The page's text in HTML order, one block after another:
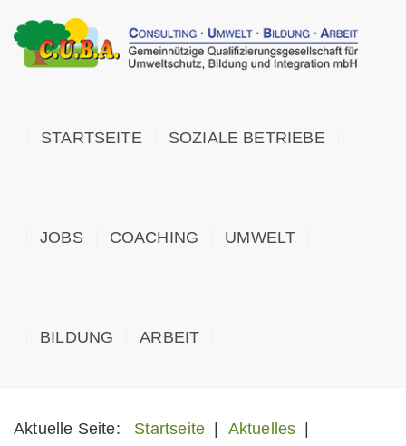
STARTSEITE SOZIALE BETRIEBE
JOBS COACHING UMWELT
BILDUNG ARBEIT
Aktuelle Seite: Startseite Aktuelles